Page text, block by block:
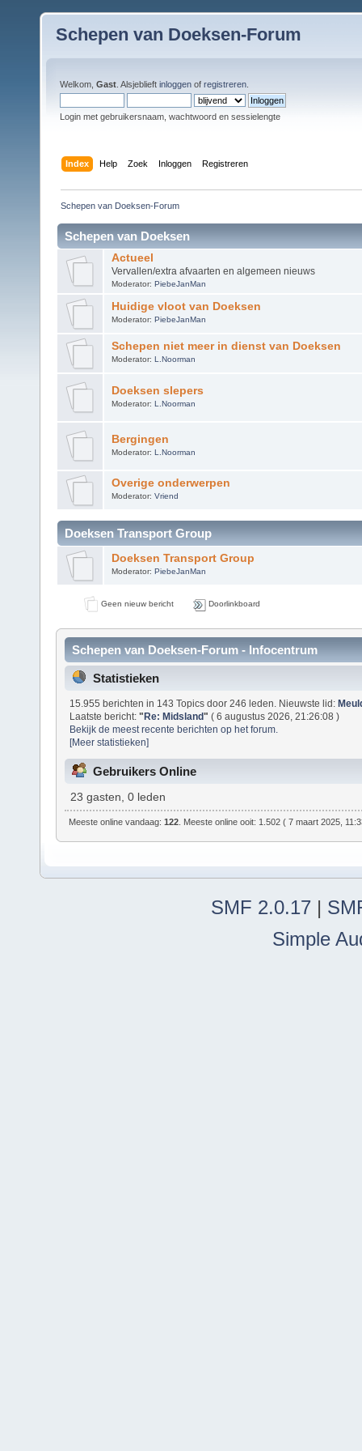
Schepen van Doeksen-Forum
Welkom, Gast . Alsjeblieft inloggen of registreren
Login met gebruikersnaam, wachtwoord en sessielengte
Index Help Zoek Inloggen Registreren
Schepen van Doeksen-Forum
Schepen van Doeksen
Actueel
Vervallen/extra afvaarten en algemeen nieuws
Moderator: PiebeJanMan
Huidige vloot van Doeksen
Moderator: PiebeJanMan
Schepen niet meer in dienst van Doeksen
Moderator: L.Noorman
Doeksen slepers
Moderator: L.Noorman
Bergingen
Moderator: L.Noorman
Overige onderwerpen
Moderator: Vriend
Doeksen Transport Group
Doeksen Transport Group
Moderator: PiebeJanMan
Geen nieuw bericht Doorlinkboard
Schepen van Doeksen-Forum - Infocentrum
Statistieken
15.955 berichten in 143 Topics door 246 leden. Nieuwste lid:
Laatste bericht:"Re: Midsland" ( 6 augustus 2026, 21:26:08 )
Bekijk de meest recente berichten op het forum.
[Meer statistieken]
Gebruikers Online
23 gasten, 0 leden
Meeste online vandaag:122 . Meeste online ooit: 1.502 ( 7 maart 2025,
SMF 2.0.17 |
Simple